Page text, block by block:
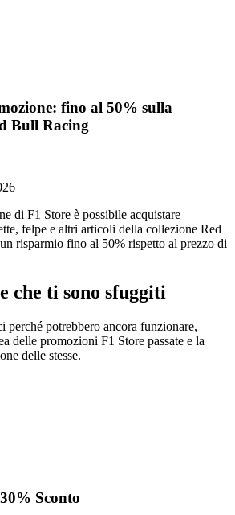
fino al 50% sulla
Bull Racing
di F1 Store è possibile acquistare
felpe e altri articoli della collezione Red
risparmio fino al 50% rispetto al prezzo di
che ti sono sfuggiti
perché potrebbero ancora funzionare,
delle promozioni F1 Store passate e la
delle stesse.
Sconto